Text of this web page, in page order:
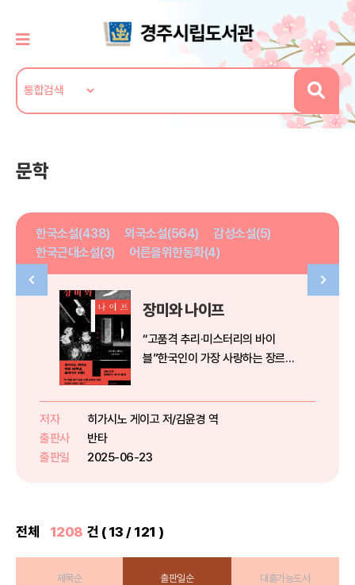
문학
한국소설(438) 외국소설(564)
감성소설(5)
한국근대소설(3)
어른을위한동화(4)
장미와 나이프
“고품격 추리·미스터리의 바이
블”한국인이 가장 사랑하는 장르소
누적 판매 1억 부 돌파★ 데뷔 40
후》로 제31회 에도가와 란포상을...
저자
히가시노 게이고 저/김윤경 역
출판사
반타
출판일
2025-06-23
전체 1208 건 ( 13 / 121 )
제목순 출판일순 대출가능도서